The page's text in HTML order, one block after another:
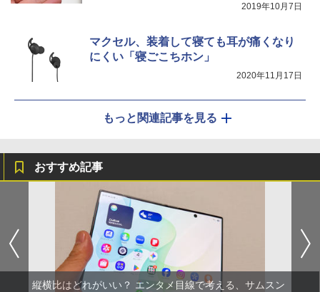
2019年10月7日
マクセル、装着して寝ても耳が痛くなり
にくい「寝ごこちホン」
2020年11月17日
もっと関連記事を見る
おすすめ記事
縦横比はどれがいい？ エンタメ目線で考える、サムスン